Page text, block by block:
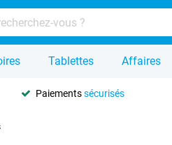
Tablettes Affaires
Paiementssécurisés